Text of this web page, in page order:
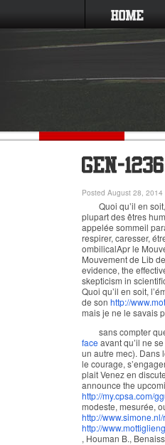
Posted August 28, 2014
Quoi qu’il en
plupart des êtres
appelée sommeil
respirer, caresser,
ombilicalApr le
Mouvement de Lib
evidence, the
skepticism in
Quoi qu’il en soit,
de son http://
mais je ne le savais
sans compter
face avant qu’il ne
un autre mec). Dans
le courage,
plait Venez en
announce the
http://my.cpsa.com/
modeste, mesurée,
http://
http://
, Houman B.,